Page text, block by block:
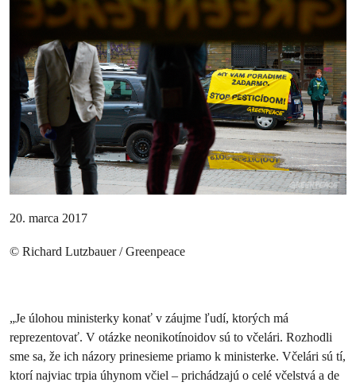
20. marca 2017
© Richard Lutzbauer / Greenpeace
„Je úlohou ministerky konať v záujme ľudí, ktorých má
reprezentovať. V otázke neonikotínoidov sú to včelári. Rozhodli
sme sa, že ich názory prinesieme priamo k ministerke. Včelári sú tí,
ktorí najviac trpia úhynom včiel – prichádzajú o celé včelstvá a de